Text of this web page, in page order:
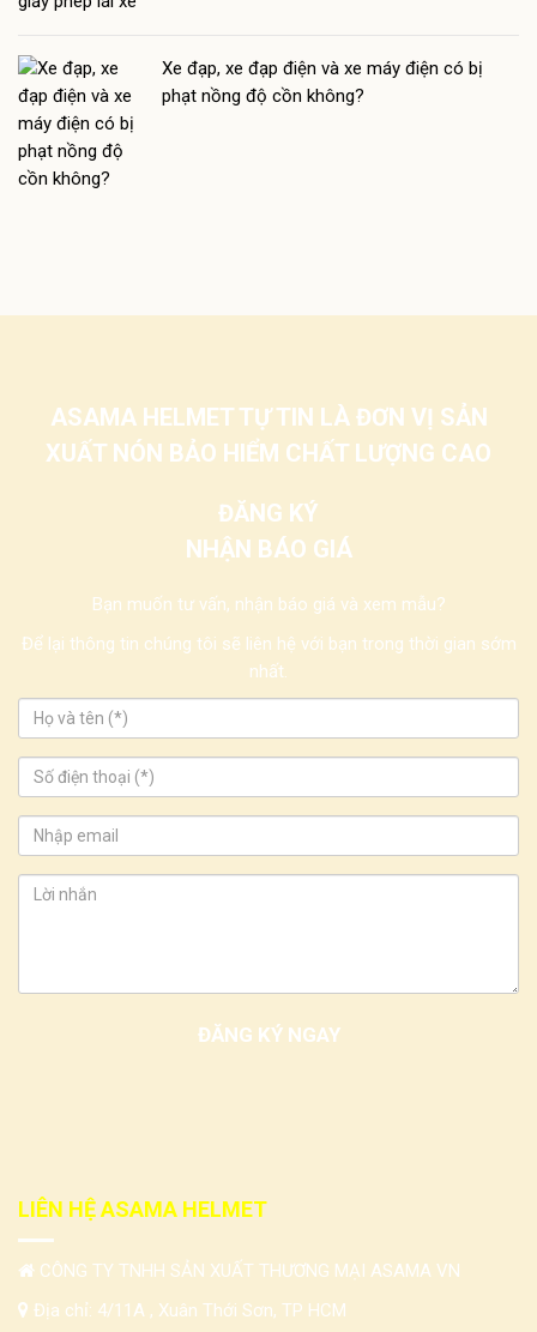
Xe đạp, xe đạp điện và xe máy điện có bị
phạt nồng độ cồn không?
ASAMA HELMET TỰ TIN LÀ ĐƠN VỊ SẢN
XUẤT NÓN BẢO HIỂM CHẤT LƯỢNG CAO
ĐĂNG KÝ
NHẬN BÁO GIÁ
Bạn muốn tư vấn, nhận báo giá và xem mẫu?
Để lại thông tin chúng tôi sẽ liên hệ với bạn trong thời gian sớm
nhất.
LIÊN HỆ ASAMA HELMET
CÔNG TY TNHH SẢN XUẤT THƯƠNG MẠI ASAMA VN
Địa chỉ: 4/11A , Xuân Thới Sơn, TP HCM